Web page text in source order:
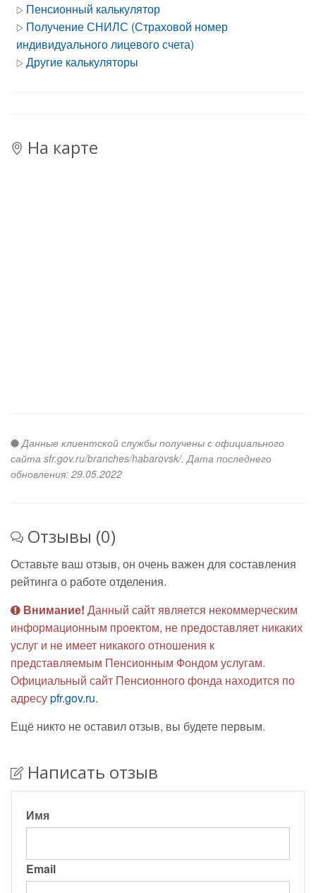
Пенсионный калькулятор
Получение СНИЛС (Страховой номер
индивидуального лицевого счета)
Другие калькуляторы
На карте
Данные клиентской службы получены с официального
сайта sfr.gov.ru/branches/habarovsk/. Дата последнего
обновления: 29.05.2022
Отзывы (0)
Оставьте ваш отзыв, он очень важен для составления
рейтинга о работе отделения.
Внимание! Данный сайт является некоммерческим
информационным проектом, не предоставляет никаких
услуг и не имеет никакого отношения к
представляемым Пенсионным Фондом услугам.
Официальный сайт Пенсионного фонда находится по
адресуpfr.gov.ru.
Ещё никто не оставил отзыв, вы будете первым.
Написать отзыв
Имя
Email